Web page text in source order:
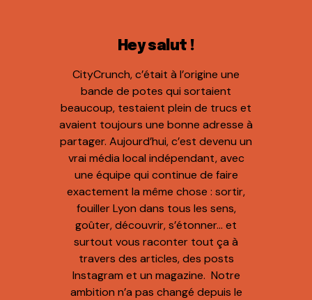
Hey salut !
CityCrunch, c’était à l’origine une
bande de potes qui sortaient
beaucoup, testaient plein de trucs et
avaient toujours une bonne adresse à
partager. Aujourd’hui, c’est devenu un
vrai média local indépendant, avec
une équipe qui continue de faire
exactement la même chose : sortir,
fouiller Lyon dans tous les sens,
goûter, découvrir, s’étonner… et
surtout vous raconter tout ça à
travers des articles, des posts
Instagram et un magazine. Notre
ambition n’a pas changé depuis le